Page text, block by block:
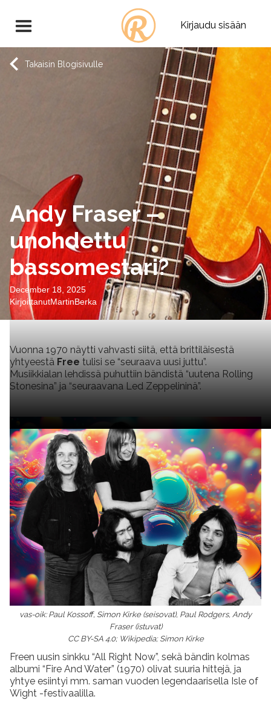
Kirjaudu sisään
Takaisin Blogisivulle
Andy Fraser –
unohdettu
bassomestari?
December 18, 2025
KirjoittanutMartinBerka
Vuonna 1970 näytti vahvasti siitä, että brittiläisestä
yhtyeestä Free tulisi se “seuraava uusi juttu”.
Musiikkialan lehdissä puhuttiin bändistä “uutena Rolling
Stonesina” ja “seuraavana Led Zeppelininä”.
vas-oik: Paul Kossoff, Simon Kirke (seisovat), Paul Rodgers, Andy
Fraser (istuvat)
CC BY-SA 4.0; Wikipedia; Simon Kirke
Freen uusin sinkku “All Right Now”, sekä bändin kolmas
albumi “Fire And Water” (1970) olivat suuria hittejä, ja
yhtye esiintyi mm. saman vuoden legendaarisella Isle of
Wight -festivaalilla.